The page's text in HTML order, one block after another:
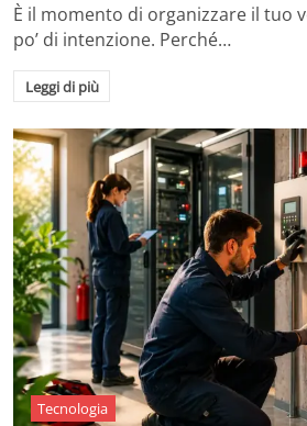
È il momento di organizzare il tuo
po’ di intenzione. Perché…
Leggi di più
Tecnologia